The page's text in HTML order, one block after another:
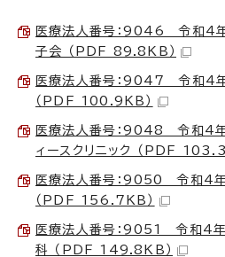
医療法人番号：9046 令和4
子会 （PDF 89.8KB）
医療法人番号：9047 令和4
（PDF 100.9KB）
医療法人番号：9048 令和4
ィースクリニック （PDF
医療法人番号：9050 令和4
（PDF 156.7KB）
医療法人番号：9051 令和4
科 （PDF 149.8KB）